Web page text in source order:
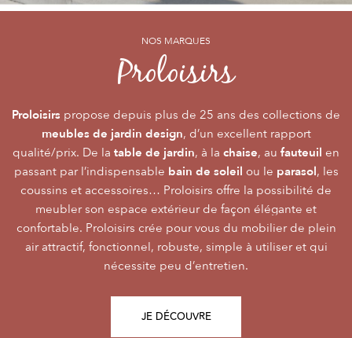
NOS MARQUES
Proloisirs
Proloisirs propose depuis plus de 25 ans des collections de
meubles de jardin design, d’un excellent rapport
qualité/prix. De la table de jardin, à la chaise, au fauteuil en
passant par l’indispensable bain de soleil ou le parasol, les
coussins et accessoires… Proloisirs offre la possibilité de
meubler son espace extérieur de façon élégante et
confortable. Proloisirs crée pour vous du mobilier de plein
air attractif, fonctionnel, robuste, simple à utiliser et qui
nécessite peu d’entretien.
JE DÉCOUVRE
NOS MARQUES
Océoby PROLOISIRS
Océocrée dumobilier Premium, pour vivre l’extérieur avec
raffinement et participer de façon inoubliable aux grandes
émotions de la vie. Le mobilier Océo, de par la qualité de
ses différents matériaux et de sa fabrication, se joue des
frontières d’usage. Voir sonextérieurcomme une pièce à
part entière nécessite du style et le soin des détails.
L’illustration Océo passe par la qualité desplateaux
Trespa® qui équipent en exclusivité de nombreusestables
de jardinpour un plaisir d’usage durable.
JE DÉCOUVRE
NOS MARQUES
Alizéby PROLOISIRS
Alizéest LA marque du mobilier de jardin contemporain
dont la conception et l’accessibilité du prixfont qu’elle
s’adresse au plus grand nombre.
Le mobilier d’extérieur Alizé apporte un souffle bien
agréable empreint de style, fonctionnalité, facilité
d’utilisation, prix, pour des instantsRepas, Salon,Détente
Alizé est créée pour bien vivre dehors, dans la joie, la
modernité, la simplicité, le plaisir d’être ensemble !
JE DÉCOUVRE